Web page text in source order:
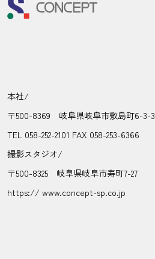
本社/
〒500-8369 岐阜県岐阜市敷島町6-3-3
TEL 058-252-2101 FAX 058-253-6366
撮影スタジオ/
〒500-8325 岐阜県岐阜市寿町7-27
https:// www.concept-sp.co.jp